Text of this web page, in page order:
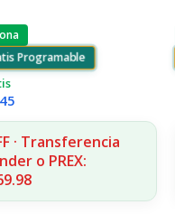
Programable
· Transferencia
o PREX: